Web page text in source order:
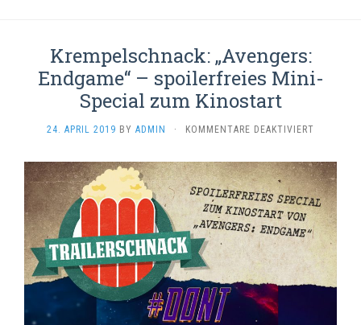
Krempelschnack: „Avengers:
Endgame“ – spoilerfreies Mini-
Special zum Kinostart
24. APRIL 2019 BY ADMIN · KOMMENTARE DEAKTIVIERT
–
MINI-
SPECIAL
ZUM